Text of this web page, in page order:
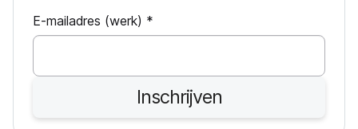
E-mailadres (werk) *V
e
e
i
s
Inschrijven